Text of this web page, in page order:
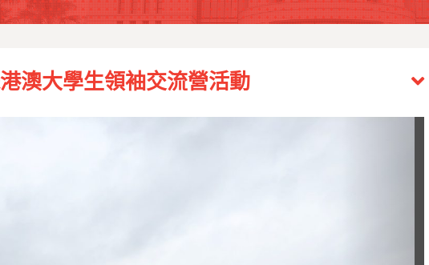
港澳大學生領袖交流營活動